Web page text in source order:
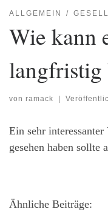
ALLGEMEIN
Wie kann
langfristig
von ramack |
Ein sehr
gesehen haben sollte
Ähnliche Beiträge: